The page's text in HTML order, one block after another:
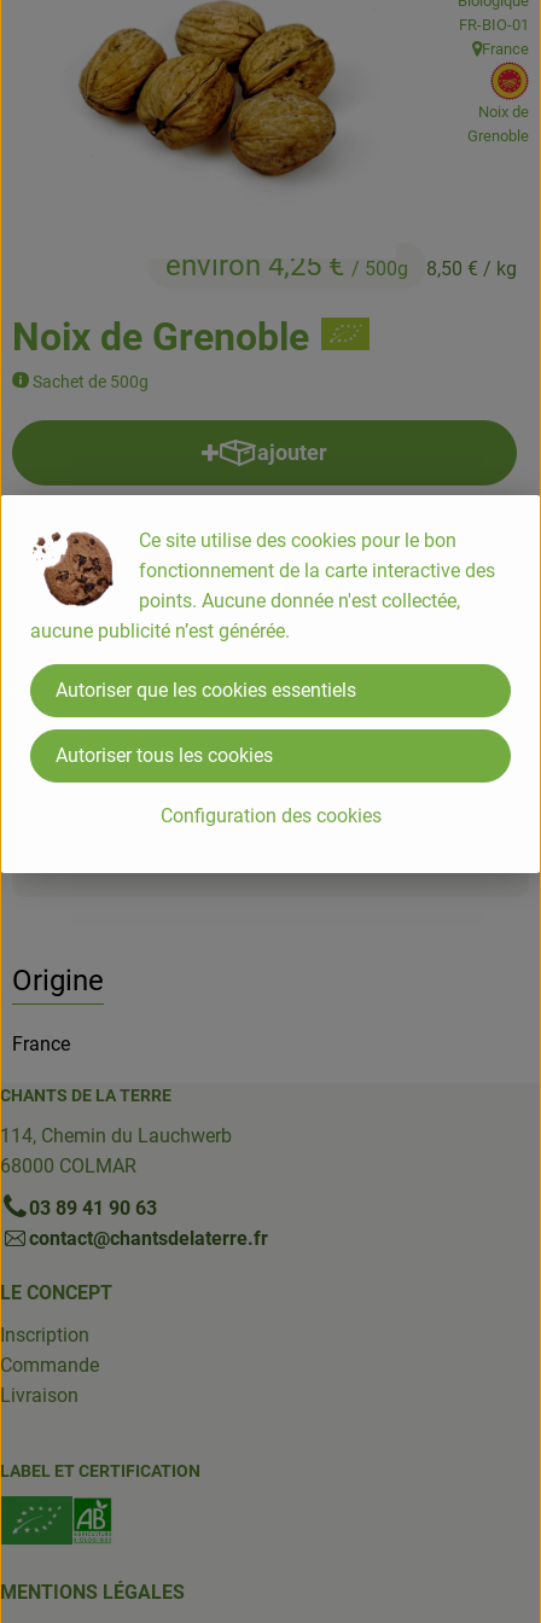
Accessoires et divers
Cosmétique et hygiène
Noix de Grenoble
Sachet de 500g
environ 4,25 € / 500g 8,50 € / kg
, Autorité
FR-BIO-01
, Origine:
France
,
Noix de
Grenoble
ajouter
Ajouter le produit au panier
500g
#791 environ 4,25 €/ 500g 8,50 €/ kg
5.5% TVA
Classe commerciale II
Prix indicatif,Cet article est pesé avec précision.
Info
Sachet de 500g
Origine
France
CHANTS DE LA TERRE
114, Chemin du Lauchwerb
68000 COLMAR
03 89 41 90 63
contact@chantsdelaterre.fr
LE CONCEPT
Inscription
Commande
Livraison
LABEL ET CERTIFICATION
MENTIONS LÉGALES
Ce site utilise des cookies pour le bon
fonctionnement de la carte interactive des
points. Aucune donnée n'est collectée,
aucune publicité n’est générée.
Configuration des cookies
Autoriser que les cookies essentiels
Autoriser tous les cookies